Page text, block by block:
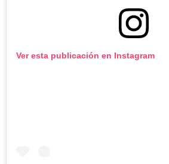
Ver esta publicación en Instagram